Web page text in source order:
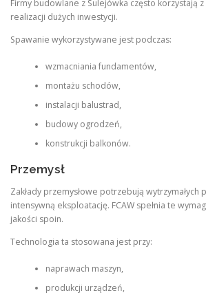
Firmy budowlane z Sulejówka często korzystają
realizacji dużych inwestycji.
Spawanie wykorzystywane jest podczas:
wzmacniania fundamentów,
montażu schodów,
instalacji balustrad,
budowy ogrodzeń,
konstrukcji balkonów.
Przemysł
Zakłady przemysłowe potrzebują wytrzymałych
intensywną eksploatację. FCAW spełnia te
jakości spoin.
Technologia ta stosowana jest przy:
naprawach maszyn,
produkcji urządzeń,